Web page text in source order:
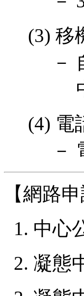
(3) 移
－ 自
中華
(4) 電
－ 電
【網路
1. 中心
2. 凝態